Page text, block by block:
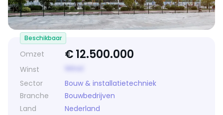
Omzet €12.500.000
Winst
Sector
Bouw & installatietechniek
Branche
Bouwbedrijven
Land
Nederland
Beschikbaar